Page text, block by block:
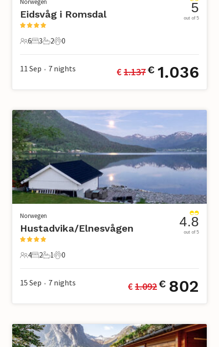
Eidsvåg i Romsdal
6 Gäste
6
3 Schlafzimmer
3
2 Badezimmer
2
0 Haustiere
0
5
out of 5
11 Sep • 7 nights € 1.137€ 1.036
Norwegen
Hustadvika/Elnesvågen
4 Gäste
4
2 Schlafzimmer
2
1 Badezimmer
1
0 Haustiere
0
4.8
out of 5
15 Sep • 7 nights € 1.092€ 802